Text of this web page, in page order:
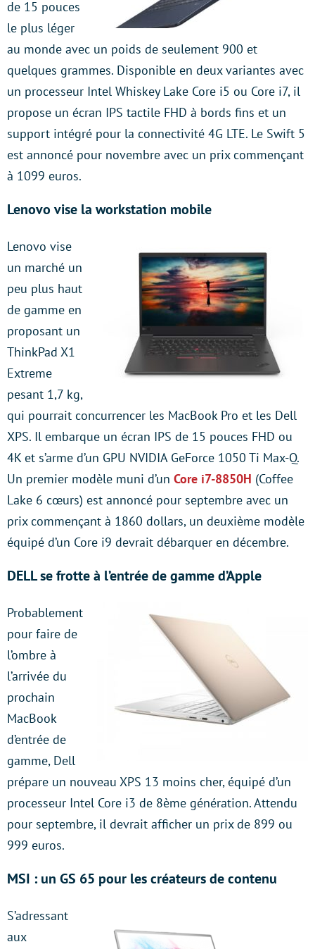
de 15 pouces
le plus léger
au monde avec un poids de seulement 900 et
quelques grammes. Disponible en deux variantes avec
un processeur Intel Whiskey Lake Core i5 ou Core i7, il
propose un écran IPS tactile FHD à bords fins et un
support intégré pour la connectivité 4G LTE. Le Swift 5
est annoncé pour novembre avec un prix commençant
à 1099 euros.
Lenovo vise la workstation mobile
Lenovo vise
un marché un
peu plus haut
de gamme en
proposant un
ThinkPad X1
Extreme
pesant 1,7 kg,
qui pourrait concurrencer les MacBook Pro et les Dell
XPS. Il embarque un écran IPS de 15 pouces FHD ou
4K et s’arme d’un GPU NVIDIA GeForce 1050 Ti Max-Q.
Un premier modèle muni d’un Core i7-8850H (Coffee
Lake 6 cœurs) est annoncé pour septembre avec un
prix commençant à 1860 dollars, un deuxième modèle
équipé d’un Core i9 devrait débarquer en décembre.
DELL se frotte à l’entrée de gamme d’Apple
Probablement
pour faire de
l’ombre à
l’arrivée du
prochain
MacBook
d’entrée de
gamme, Dell
prépare un nouveau XPS 13 moins cher, équipé d’un
processeur Intel Core i3 de 8ème génération. Attendu
pour septembre, il devrait afficher un prix de 899 ou
999 euros.
MSI : un GS 65 pour les créateurs de contenu
S’adressant
aux